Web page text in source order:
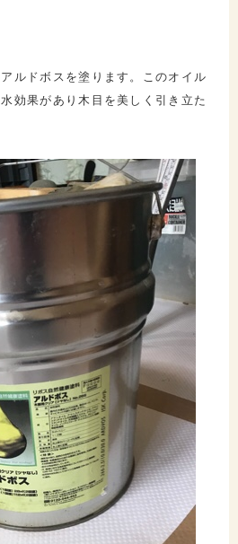
ルドボスを塗ります。このオイル
効果があり木目を美しく引き立た